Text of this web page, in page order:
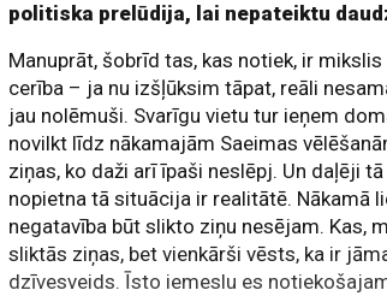
politiska prelūdija, lai nepateiktu
Manuprāt, šobrīd tas, kas notiek, ir
cerība – ja nu izšļūksim tāpat, reāli
jau nolēmuši. Svarīgu vietu tur ieņem
novilkt līdz nākamajām Saeimas
ziņas, ko daži arī īpaši neslēpj. Un daļēji
nopietna tā situācija ir realitātē. Nākamā
negatavība būt slikto ziņu nesējam. Kas,
sliktās ziņas, bet vienkārši vēsts, ka ir
dzīvesveids. Īsto iemeslu es